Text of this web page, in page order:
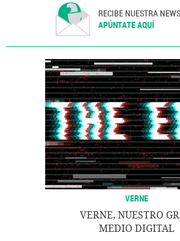
RECIBE NUESTRA
APÚNTATE AQUÍ
VERNE
VERNE, NUESTRO
MEDIO DIGITAL